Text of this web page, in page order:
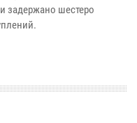
задержано шестеро